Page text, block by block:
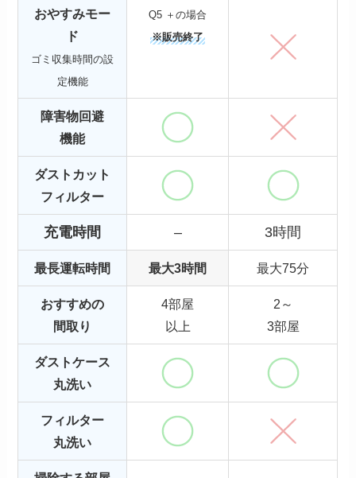
おやすみモー
ド
ゴミ収集時間の設
定機能
Q5 ＋の場合
※販売終了
障害物回避
機能
ダストカット
フィルター
充電時間 – 3時間
最長運転時間 最大3時間 最大75分
おすすめの
間取り
4部屋
以上
2～
3部屋
ダストケース
丸洗い
フィルター
丸洗い